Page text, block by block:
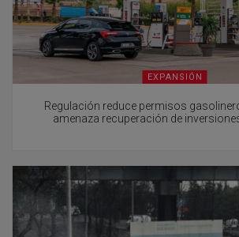
EXPANSIÓN
Regulación reduce permisos
amenaza recuperación de